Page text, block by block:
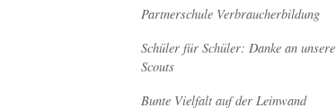
Partnerschule Verbraucherbildung
Schüler für Schüler: Danke an unsere
Scouts
Bunte Vielfalt auf der Leinwand